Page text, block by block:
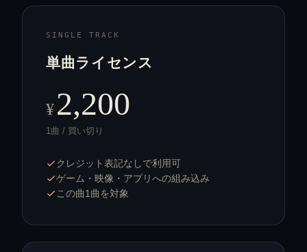
SINGLE TRACK
単曲ライセンス
¥2,200
1曲 / 買い切り
クレジット表記なしで利用可
ゲーム・映像・アプリへの組み込み
この曲1曲を対象